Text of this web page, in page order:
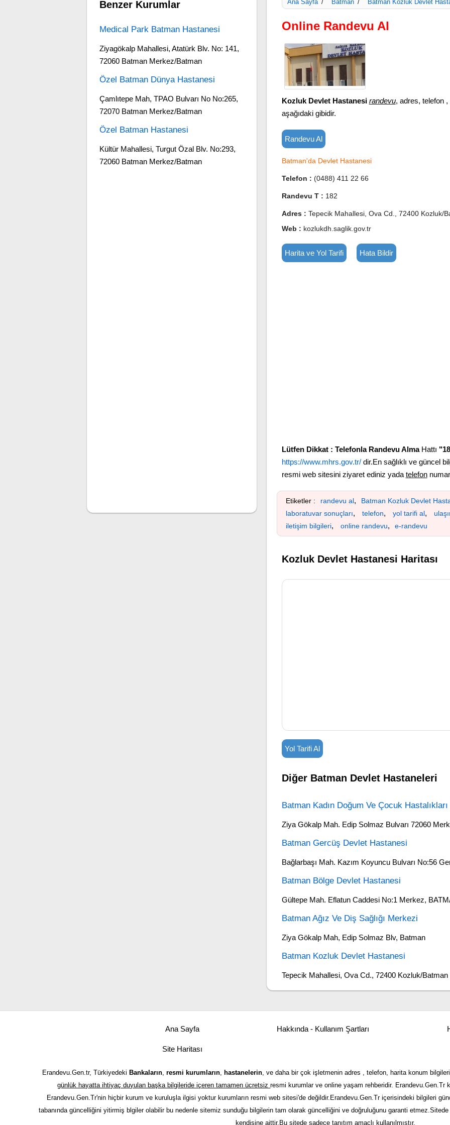
Ana Sayfa / Batman / Batman Kozluk Devlet
Online Randevu Al
Kozluk Devlet Hastanesi randevu, adres, telefon ,
aşağıdaki gibidir.
Randevu Al
Batman'da Devlet Hastanesi
Telefon : (0488) 411 22 66
Randevu T : 182
Adres : Tepecik Mahallesi, Ova Cd., 72400 Kozluk/
Web : kozlukdh.saglik.gov.tr
Harita ve Yol Tarifi Hata Bildir
Lütfen Dikkat : Telefonla Randevu AlmaHattı
https://www.mhrs.gov.tr/dir.En sağlıklı ve güncel
resmi web sitesini ziyaret ediniz yada telefon
Etiketler : randevu al, Batman Kozluk Devlet
laboratuvar sonuçları, telefon, yol tarifi al,
iletişim bilgileri, online randevu, e-randevu
Kozluk Devlet Hastanesi Haritası
Yol Tarifi Al
Diğer Batman Devlet Hastaneleri
Batman Kadın Doğum Ve Çocuk
Ziya Gökalp Mah. Edip Solmaz Bulvarı 72060
Batman Gercüş Devlet Hastanesi
Bağlarbaşı Mah. Kazım Koyuncu Bulvarı No:56
Batman Bölge Devlet Hastanesi
Gültepe Mah. Eflatun Caddesi No:1 Merkez,
Batman Ağız Ve Diş Sağlığı Merkezi
Ziya Gökalp Mah, Edip Solmaz Blv, Batman
Batman Kozluk Devlet Hastanesi
Tepecik Mahallesi, Ova Cd., 72400 Kozluk/Batman
Benzer Kurumlar
Medical Park Batman Hastanesi
Ziyagökalp Mahallesi, Atatürk Blv. No: 141,
72060 Batman Merkez/Batman
Özel Batman Dünya Hastanesi
Çamlıtepe Mah, TPAO Bulvarı No No:265,
72070 Batman Merkez/Batman
Özel Batman Hastanesi
Kültür Mahallesi, Turgut Özal Blv. No:293,
72060 Batman Merkez/Batman
Ana Sayfa Hakkında - Kullanım Şartları
Site Haritası
Erandevu.Gen.tr, Türkiyedeki Bankaların, resmi kurumların, hastanelerin, ve daha bir çok işletmenin adres , telefon, harita konum
günlük hayatta ihtiyaç duyulan başka bilgileride içeren tamamen ücretsizresmi kurumlar ve online yaşam rehberidir. Erandevu.Gen.Tr
Erandevu.Gen.Tr'nin hiçbir kurum ve kuruluşla ilgisi yoktur kurumların resmi web sitesi'de değildir.Erandevu.Gen.Tr içerisindeki bilgileri
tabanında güncelliğini yitirmiş blgiler olabilir bu nedenle sitemiz sunduğu bilgilerin tam olarak güncelliğini ve doğruluğunu garanti etmez.Sitede
kendisine aittir.Bu sitede sadece tanıtım amaçlı kullanılmıştır.